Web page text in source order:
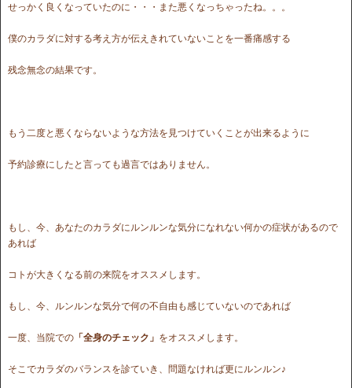
せっかく良くなっていたのに・・・また悪くなっちゃったね。。。
僕のカラダに対する考え方が伝えきれていないことを一番痛感する
残念無念の結果です。
もう二度と悪くならないような方法を見つけていくことが出来るように
予約診療にしたと言っても過言ではありません。
もし、今、あなたのカラダにルンルンな気分になれない何かの症状があるので
あれば
コトが大きくなる前の来院をオススメします。
もし、今、ルンルンな気分で何の不自由も感じていないのであれば
一度、当院での 「全身のチェック」 をオススメします。
そこでカラダのバランスを診ていき、問題なければ更にルンルン♪